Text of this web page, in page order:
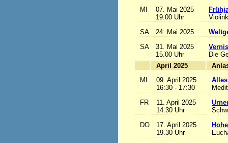
MI
07. Mai 2025
19.00 Uhr
SA
24. Mai 2025
SA
31. Mai 2025
15.00 Uhr
Die
April 2025
MI
09. April 2025
16:30 - 17:30
FR
11. April 2025
14.30 Uhr
DO
17. April 2025
19.30 Uhr